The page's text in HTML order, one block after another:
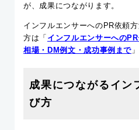
が、成果につながります。
インフルエンサーへのPR依頼
方は「 インフルエンサーへの
相場・DM例文・成功事例まで
成果につながるイン
び方